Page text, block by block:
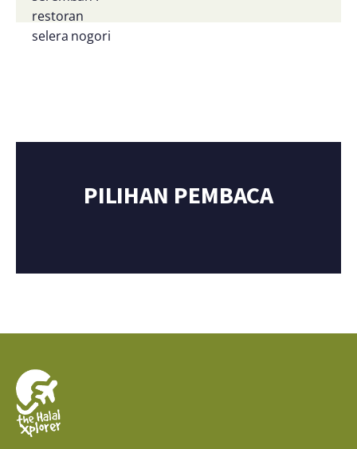
PILIHAN PEMBACA